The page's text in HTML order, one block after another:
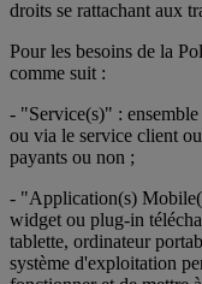
droits se rattachant aux
Pour les besoins de la
comme suit :
- "Service(s)" : ensemble
ou via le service client
payants ou non ;
- "Application(s)
widget ou plug-in
tablette, ordinateur
système d'exploitation